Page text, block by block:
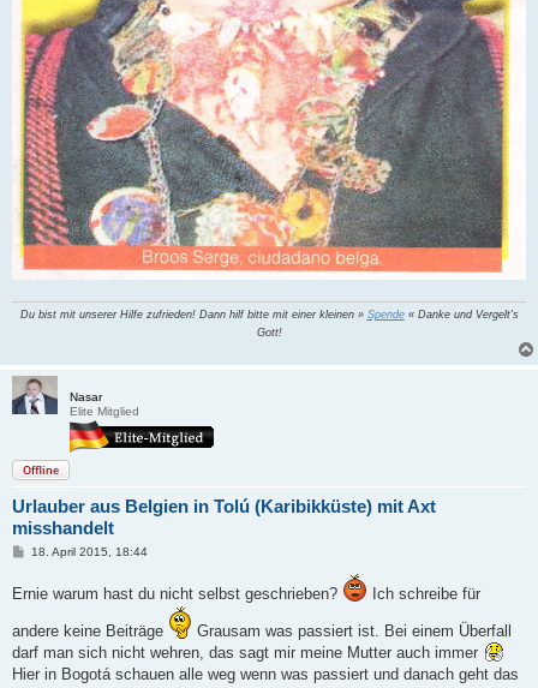
Du bist mit unserer Hilfe zufrieden! Dann hilf bitte mit einer kleinen » Spende« Danke und Vergelt's
Gott!
Nasar
Elite Mitglied
Offline
Urlauber aus Belgien in Tolú (Karibikküste) mit Axt
misshandelt
B
t
g
18. April 2015, 18:44
Ernie warum hast du nicht selbst geschrieben? Ich schreibe für
andere keine Beiträge
Grausam was passiert ist. Bei einem Überfall
darf man sich nicht wehren, das sagt mir meine Mutter auch immer
Hier in Bogotá schauen alle weg wenn was passiert und danach geht das